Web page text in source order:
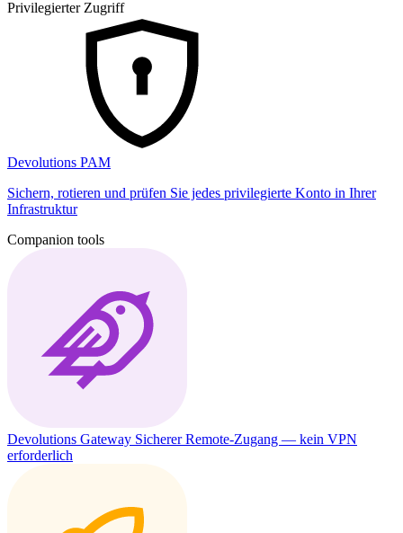
Privilegierter Zugriff
Devolutions PAM
Sichern, rotieren und prüfen Sie jedes privilegierte Konto in Ihrer
Infrastruktur
Companion tools
Devolutions Gateway Sicherer Remote-Zugang — kein VPN
erforderlich